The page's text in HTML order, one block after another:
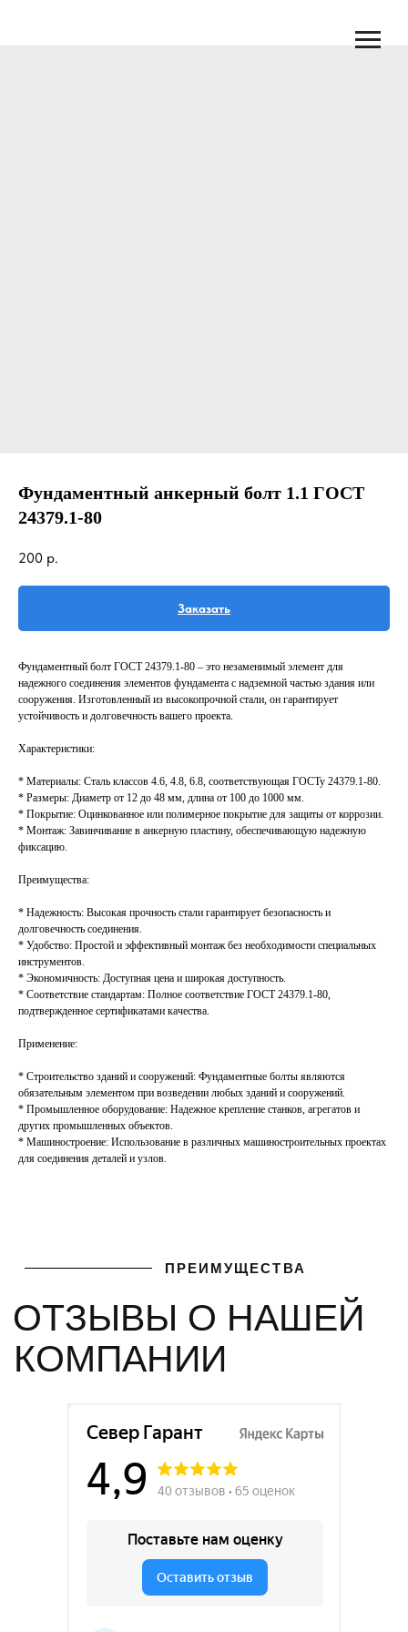
Фундаментный анкерный болт 1.1 ГОСТ
24379.1-80
200 р.
Заказать
Фундаментный болт ГОСТ 24379.1-80 – это незаменимый элемент для
надежного соединения элементов фундамента с надземной частью здания или
сооружения. Изготовленный из высокопрочной стали, он гарантирует
устойчивость и долговечность вашего проекта.
Характеристики:
* Материалы: Сталь классов 4.6, 4.8, 6.8, соответствующая ГОСТу 24379.1-80.
* Размеры: Диаметр от 12 до 48 мм, длина от 100 до 1000 мм.
* Покрытие: Оцинкованное или полимерное покрытие для защиты от коррозии.
* Монтаж: Завинчивание в анкерную пластину, обеспечивающую надежную
фиксацию.
Преимущества:
* Надежность: Высокая прочность стали гарантирует безопасность и
долговечность соединения.
* Удобство: Простой и эффективный монтаж без необходимости специальных
инструментов.
* Экономичность: Доступная цена и широкая доступность.
* Соответствие стандартам: Полное соответствие ГОСТ 24379.1-80,
подтвержденное сертификатами качества.
Применение:
* Строительство зданий и сооружений: Фундаментные болты являются
обязательным элементом при возведении любых зданий и сооружений.
* Промышленное оборудование: Надежное крепление станков, агрегатов и
других промышленных объектов.
* Машиностроение: Использование в различных машиностроительных проектах
для соединения деталей и узлов.
ОТЗЫВЫ О НАШЕЙ
КОМПАНИИ